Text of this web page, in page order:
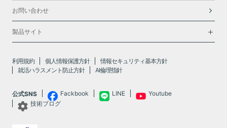
お問い合わせ
製品サイト
利用規約 個人情報保護方針
情報セキュリティ基本方針
就活ハラスメント防止方針
AI倫理指針
公式SNS Fackbook LINE
Youtube
技術ブログ